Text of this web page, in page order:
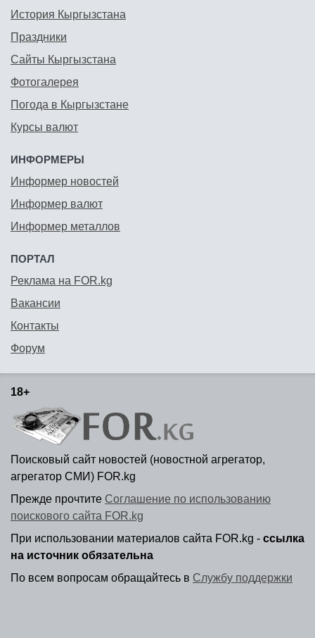
История Кыргызстана
Праздники
Сайты Кыргызстана
Фотогалерея
Погода в Кыргызстане
Курсы валют
ИНФОРМЕРЫ
Информер новостей
Информер валют
Информер металлов
ПОРТАЛ
Реклама на FOR.kg
Вакансии
Контакты
Форум
18+
Поисковый сайт новостей (новостной агрегатор,
агрегатор СМИ) FOR.kg
Прежде прочтите Соглашение по использованию
поискового сайта FOR.kg
При использовании материалов сайта FOR.kg - ссылка
на источник обязательна
По всем вопросам обращайтесь в Службу поддержки